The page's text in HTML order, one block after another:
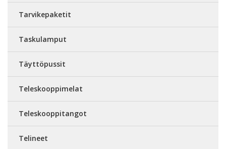
Tarvikepaketit
Taskulamput
Täyttöpussit
Teleskooppimelat
Teleskooppitangot
Telineet